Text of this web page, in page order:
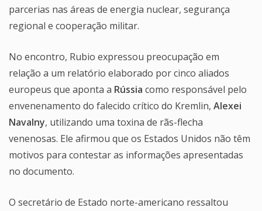
parcerias nas áreas de energia nuclear, segurança
regional e cooperação militar.
No encontro, Rubio expressou preocupação em
relação a um relatório elaborado por cinco aliados
europeus que aponta a Rússia como responsável pelo
envenenamento do falecido crítico do Kremlin, Alexei
Navalny, utilizando uma toxina de rãs-flecha
venenosas. Ele afirmou que os Estados Unidos não têm
motivos para contestar as informações apresentadas
no documento.
O secretário de Estado norte-americano ressaltou